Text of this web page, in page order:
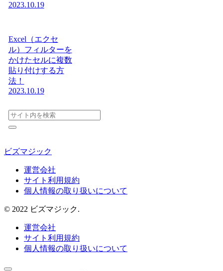
2023.10.19
Excel（エクセ
ル）フィルターを
かけたセルに複数
貼り付けする方
法！
2023.10.19
ビズマジック
運営会社
サイト利用規約
個人情報の取り扱いについて
© 2022 ビズマジック.
運営会社
サイト利用規約
個人情報の取り扱いについて